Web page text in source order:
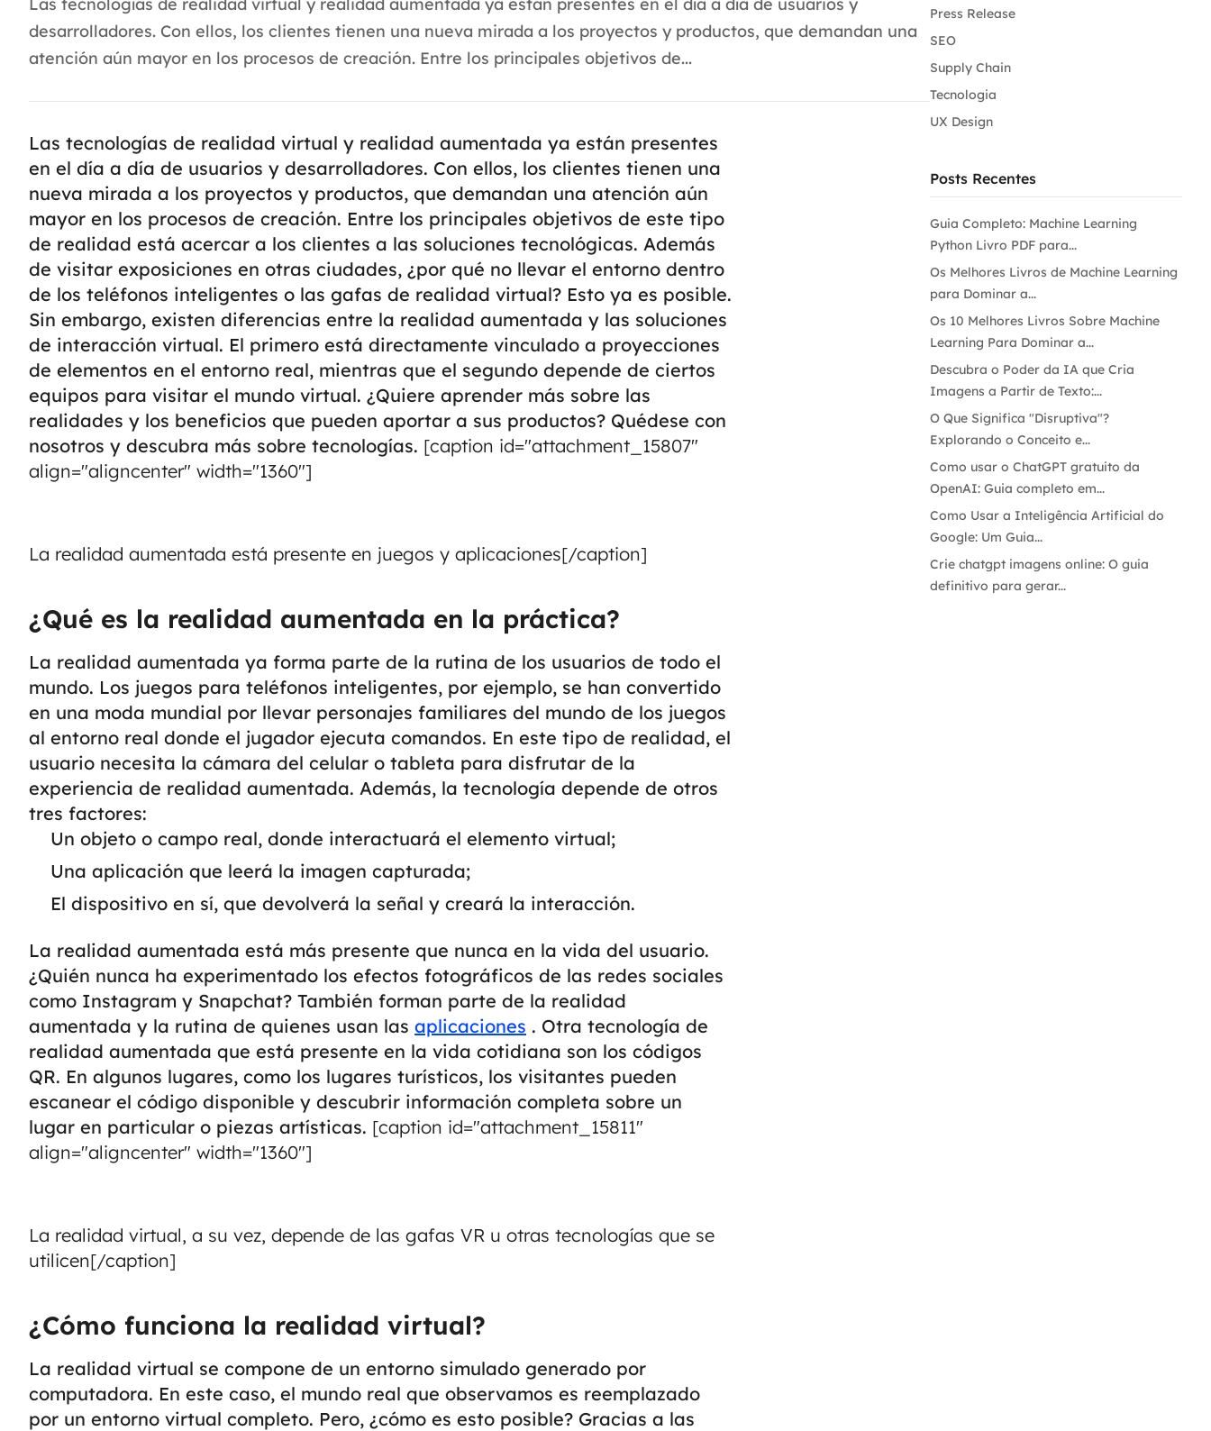
desarrolladores. Con ellos, los clientes tienen una nueva mirada a los proyectos y productos, que demandan una
atención aún mayor en los procesos de creación. Entre los principales objetivos de...
Las tecnologías de realidad virtual y realidad aumentada ya están presentes
en el día a día de usuarios y desarrolladores. Con ellos, los clientes tienen una
nueva mirada a los proyectos y productos, que demandan una atención aún
mayor en los procesos de creación. Entre los principales objetivos de este tipo
de realidad está acercar a los clientes a las soluciones tecnológicas. Además
de visitar exposiciones en otras ciudades, ¿por qué no llevar el entorno dentro
de los teléfonos inteligentes o las gafas de realidad virtual? Esto ya es posible.
Sin embargo, existen diferencias entre la realidad aumentada y las soluciones
de interacción virtual. El primero está directamente vinculado a proyecciones
de elementos en el entorno real, mientras que el segundo depende de ciertos
equipos para visitar el mundo virtual. ¿Quiere aprender más sobre las
realidades y los beneficios que pueden aportar a sus productos? Quédese con
nosotros y descubra más sobre tecnologías. [caption id="attachment_15807"
align="aligncenter" width="1360"]
La realidad aumentada está presente en juegos y aplicaciones[/caption]
¿Qué es la realidad aumentada en la práctica?
La realidad aumentada ya forma parte de la rutina de los usuarios de todo el
mundo. Los juegos para teléfonos inteligentes, por ejemplo, se han convertido
en una moda mundial por llevar personajes familiares del mundo de los juegos
al entorno real donde el jugador ejecuta comandos. En este tipo de realidad, el
usuario necesita la cámara del celular o tableta para disfrutar de la
experiencia de realidad aumentada. Además, la tecnología depende de otros
tres factores:
Un objeto o campo real, donde interactuará el elemento virtual;
Una aplicación que leerá la imagen capturada;
El dispositivo en sí, que devolverá la señal y creará la interacción.
La realidad aumentada está más presente que nunca en la vida del usuario.
¿Quién nunca ha experimentado los efectos fotográficos de las redes sociales
como Instagram y Snapchat? También forman parte de la realidad
aumentada y la rutina de quienes usan las aplicaciones . Otra tecnología de
realidad aumentada que está presente en la vida cotidiana son los códigos
QR. En algunos lugares, como los lugares turísticos, los visitantes pueden
escanear el código disponible y descubrir información completa sobre un
lugar en particular o piezas artísticas. [caption id="attachment_15811"
align="aligncenter" width="1360"]
La realidad virtual, a su vez, depende de las gafas VR u otras tecnologías que se
utilicen[/caption]
¿Cómo funciona la realidad virtual?
La realidad virtual se compone de un entorno simulado generado por
computadora. En este caso, el mundo real que observamos es reemplazado
por un entorno virtual completo. Pero, ¿cómo es esto posible? Gracias a las
Press Release
SEO
Supply Chain
Tecnologia
UX Design
Posts Recentes
Guia Completo: Machine Learning
Python Livro PDF para...
Os Melhores Livros de Machine Learning
para Dominar a...
Os 10 Melhores Livros Sobre Machine
Learning Para Dominar a...
Descubra o Poder da IA que Cria
Imagens a Partir de Texto:...
O Que Significa "Disruptiva"?
Explorando o Conceito e...
Como usar o ChatGPT gratuito da
OpenAI: Guia completo em...
Como Usar a Inteligência Artificial do
Google: Um Guia...
Crie chatgpt imagens online: O guia
definitivo para gerar...